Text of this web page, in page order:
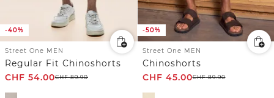
-40%
Street One MEN
Regular Fit Chinoshorts
CHF 54.00CHF89.90
-50%
Street One MEN
Chinoshorts
CHF 45.00CHF89.90